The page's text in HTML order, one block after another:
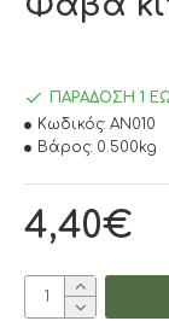
4,40€
ΠΑΡΆΔΟΣΗ 1
Κωδικός: AN010
Βάρος: 0.500kg